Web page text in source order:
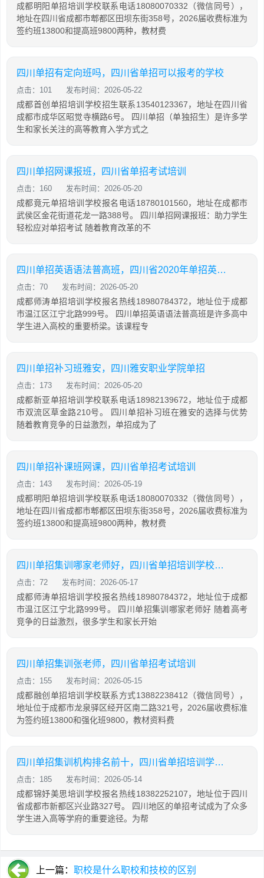
成都明阳单招培训学校联系电话18080070332（微信同号），
地址在四川省成都市郫都区田坝东街358号，2026届收费标准为
签约班13800和提高班9800两种，教材费
四川单招有定向班吗，四川省单招可以报考的学校
点击：101 发布时间：2026-05-22
成都首创单招培训学校招生联系13540123367，地址在四川省
成都市成华区昭觉寺横路6号。 四川单招（单独招生）是许多学
生和家长关注的高等教育入学方式之
四川单招网课报班，四川省单招考试培训
点击：160 发布时间：2026-05-20
成都竟元单招培训学校报名电话18780101560，地址在成都市
武侯区金花街道花龙一路388号。 四川单招网课报班：助力学生
轻松应对单招考试 随着教育改革的不
四川单招英语语法普高班，四川省2020年单招英语普高试题及答案
点击：70 发布时间：2026-05-20
成都师涛单招培训学校报名热线18980784372，地址位于成都
市温江区江宁北路999号。 四川单招英语语法普高班是许多高中
学生进入高校的重要桥梁。该课程专
四川单招补习班雅安，四川雅安职业学院单招
点击：173 发布时间：2026-05-20
成都新亚单招培训学校联系电话18982139672，地址位于成都
市双流区草金路210号。 四川单招补习班在雅安的选择与优势
随着教育竞争的日益激烈，单招成为了
四川单招补课班网课，四川省单招考试培训
点击：143 发布时间：2026-05-19
成都明阳单招培训学校联系电话18080070332（微信同号），
地址在四川省成都市郫都区田坝东街358号，2026届收费标准为
签约班13800和提高班9800两种，教材费
四川单招集训哪家老师好，四川省单招培训学校排名
点击：72 发布时间：2026-05-17
成都师涛单招培训学校报名热线18980784372，地址位于成都
市温江区江宁北路999号。 四川单招集训哪家老师好 随着高考
竞争的日益激烈，很多学生和家长开始
四川单招集训张老师，四川省单招考试培训
点击：155 发布时间：2026-05-15
成都融创单招培训学校联系方式13882238412（微信同号），
地址位于成都市龙泉驿区经开区南二路321号，2026届收费标准
为签约班13800和强化班9800，教材资料费
四川单招集训机构排名前十，四川省单招培训学校排名
点击：185 发布时间：2026-05-14
成都锦妤美思培训学校报名热线18382252107，地址位于四川
省成都市新都区兴业路327号。 四川地区的单招考试成为了众多
学生进入高等学府的重要途径。为帮
上一篇： 职校是什么职校和技校的区别